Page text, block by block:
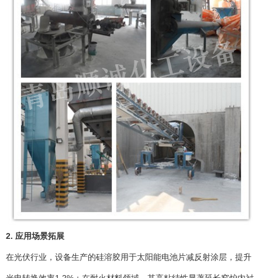
2. 应用场景拓展
在光伏行业，设备生产的硅溶胶用于太阳能电池片减反射涂层，提升